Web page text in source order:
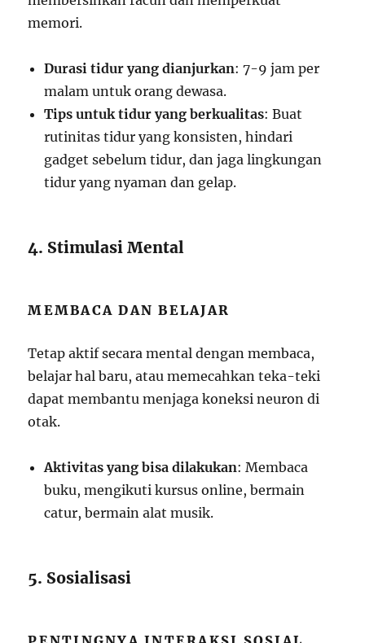
memori.
Durasi tidur yang dianjurkan: 7-9 jam per
malam untuk orang dewasa.
Tips untuk tidur yang berkualitas: Buat
rutinitas tidur yang konsisten, hindari
gadget sebelum tidur, dan jaga lingkungan
tidur yang nyaman dan gelap.
4. Stimulasi Mental
MEMBACA DAN BELAJAR
Tetap aktif secara mental dengan membaca,
belajar hal baru, atau memecahkan teka-teki
dapat membantu menjaga koneksi neuron di
otak.
Aktivitas yang bisa dilakukan: Membaca
buku, mengikuti kursus online, bermain
catur, bermain alat musik.
5. Sosialisasi